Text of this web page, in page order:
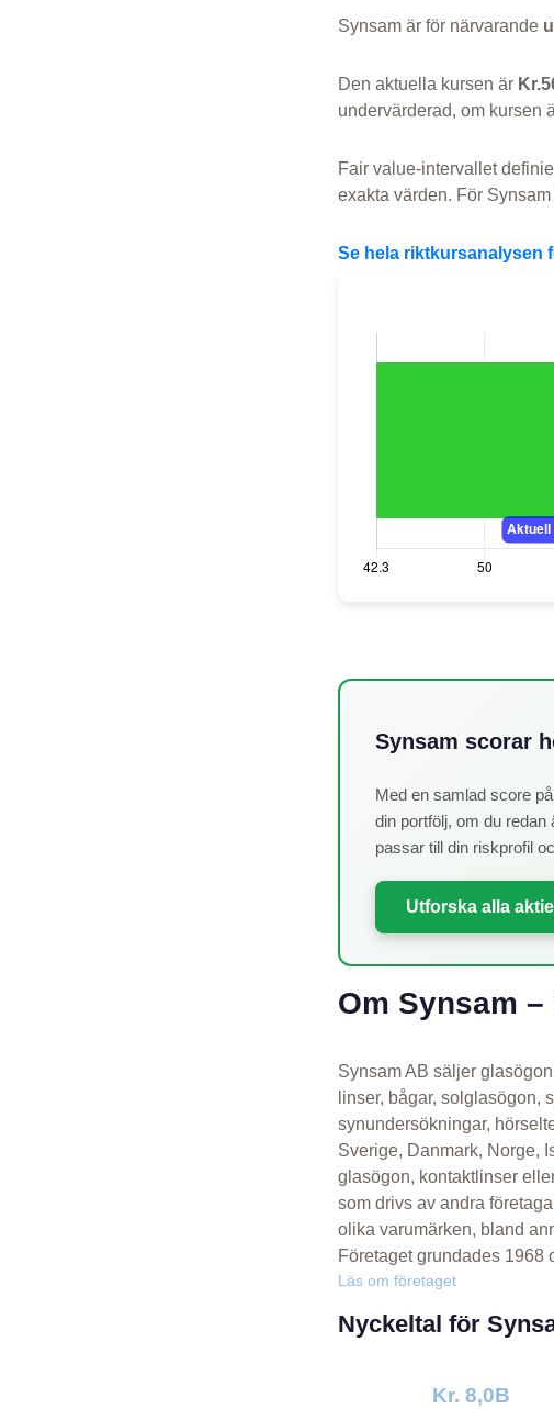
Synsam är för närvarande
Den aktuella kursen är
undervärderad, om kursen
Fair value-intervallet
exakta värden. För
Se hela riktkursanalysen
Synsam scorar
Med en samlad score på
din portfölj, om du
passar till din riskprofil
Utforska alla
Om Synsam
Synsam AB säljer
linser, bågar, solglasögon,
synundersökningar,
Sverige, Danmark, Norge,
glasögon, kontaktlinser
som drivs av andra
olika varumärken, bland
Företaget grundades 1968
Läs om företaget
Nyckeltal för
Kr. 8,0B